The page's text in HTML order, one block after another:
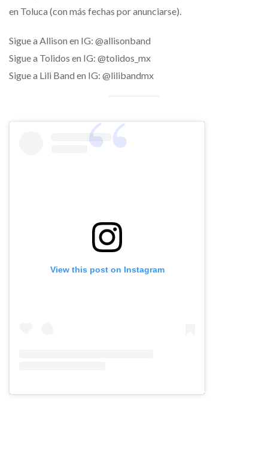
en Toluca (con más fechas por anunciarse).
Sigue a Allison en IG: @allisonband
Sigue a Tolidos en IG: @tolidos_mx
Sigue a Lili Band en IG: @lilibandmx
View this post on Instagram